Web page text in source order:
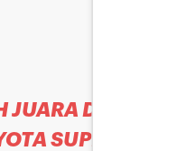
DTM
SUPRA